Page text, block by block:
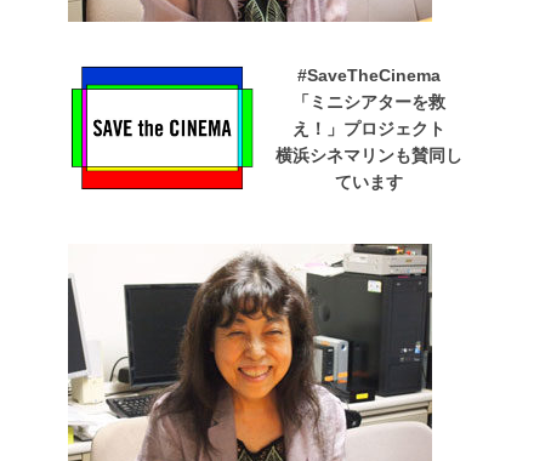
#SaveTheCinema
「ミニシアターを救
え！」プロジェクト
横浜シネマリンも賛同し
ています